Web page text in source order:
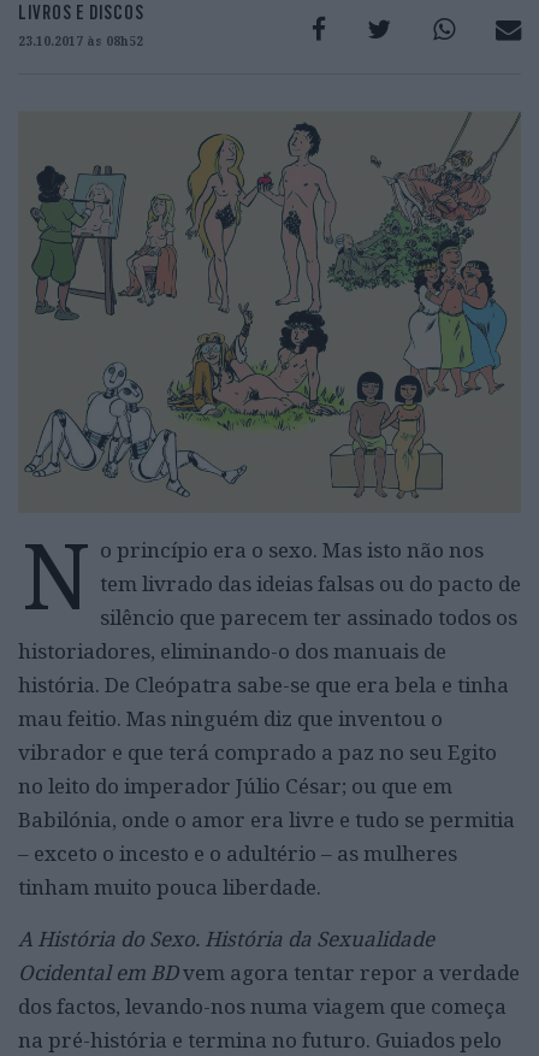
LIVROS E DISCOS
23.10.2017 às 08h52
N o princípio era o sexo. Mas isto não nos
tem livrado das ideias falsas ou do pacto de
silêncio que parecem ter assinado todos os
historiadores, eliminando-o dos manuais de
história. De Cleópatra sabe-se que era bela e tinha
mau feitio. Mas ninguém diz que inventou o
vibrador e que terá comprado a paz no seu Egito
no leito do imperador Júlio César; ou que em
Babilónia, onde o amor era livre e tudo se permitia
– exceto o incesto e o adultério – as mulheres
tinham muito pouca liberdade.
A História do Sexo. História da Sexualidade
Ocidental em BDvem agora tentar repor a verdade
dos factos, levando-nos numa viagem que começa
na pré-história e termina no futuro. Guiados pelo